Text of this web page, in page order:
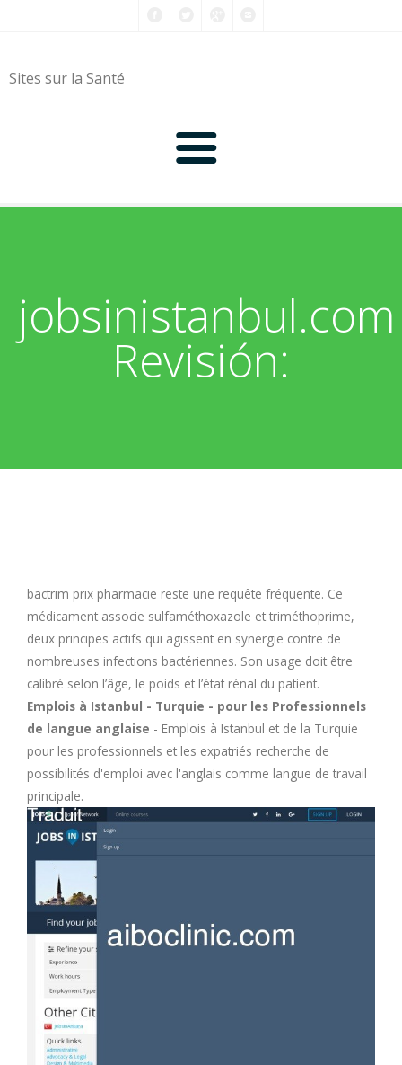
Sites sur la Santé
0-9
C
H
I
J
K
L
O
jobsinistanbul.com
Revisión:
bactrim prix pharmacie reste une requête fréquente. Ce
médicament associe sulfaméthoxazole et triméthoprime,
deux principes actifs qui agissent en synergie contre de
nombreuses infections bactériennes. Son usage doit être
calibré selon l’âge, le poids et l’état rénal du patient.
Emplois à Istanbul - Turquie - pour les Professionnels
de langue anglaise - Emplois à Istanbul et de la Turquie
pour les professionnels et les expatriés recherche de
possibilités d'emploi avec l'anglais comme langue de travail
principale.